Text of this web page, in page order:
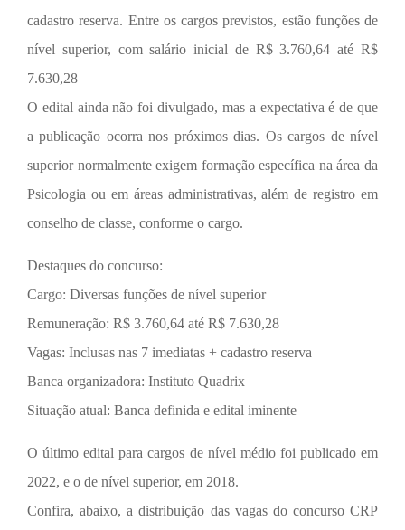
cadastro reserva. Entre os cargos previstos, estão funções de
nível superior, com salário inicial de R$ 3.760,64 até R$
7.630,28
O edital ainda não foi divulgado, mas a expectativa é de que
a publicação ocorra nos próximos dias. Os cargos de nível
superior normalmente exigem formação específica na área da
Psicologia ou em áreas administrativas, além de registro em
conselho de classe, conforme o cargo.
Destaques do concurso:
Cargo: Diversas funções de nível superior
Remuneração: R$ 3.760,64 até R$ 7.630,28
Vagas: Inclusas nas 7 imediatas + cadastro reserva
Banca organizadora: Instituto Quadrix
Situação atual: Banca definida e edital iminente
O último edital para cargos de nível médio foi publicado em
2022, e o de nível superior, em 2018.
Confira, abaixo, a distribuição das vagas do concurso CRP